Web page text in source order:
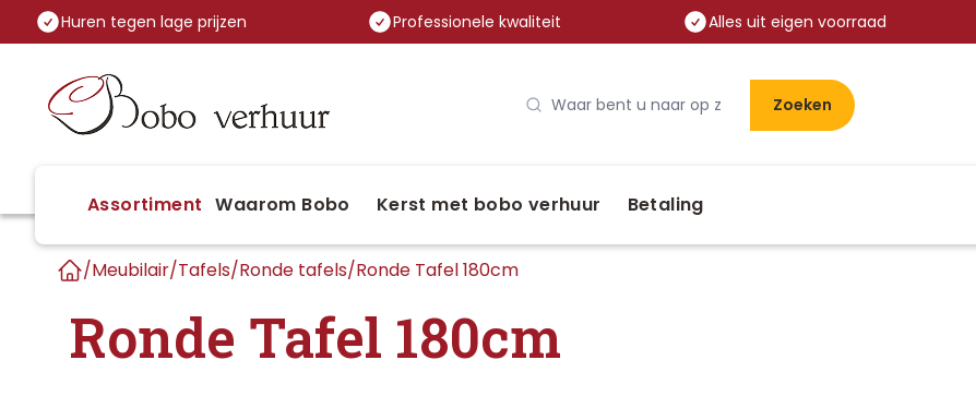
Huren tegen lage prijzen Professionele kwaliteit Alles uit eigen voorraad
Zoeken
Assortiment Waarom Bobo Kerst met bobo verhuur Betaling
/Meubilair/Tafels/Ronde tafels/Ronde Tafel 180cm
Ronde Tafel 180cm